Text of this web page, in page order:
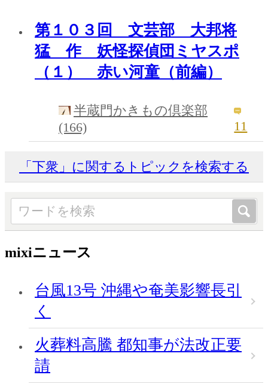
第１０３回 文芸部 大邦将
猛 作 妖怪探偵団ミヤスポ
（１） 赤い河童（前編）
半蔵門かきもの倶楽部
(166)
11
「下衆」に関するトピックを検索する
mixiニュース
台風13号 沖縄や奄美影響長引
く
火葬料高騰 都知事が法改正要
請